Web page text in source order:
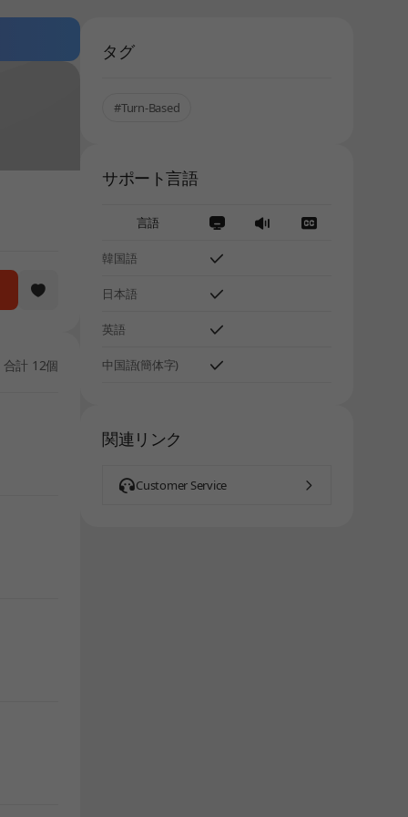
合計 12個
タグ
#Turn-Based
サポート言語
言語
韓国語
日本語
英語
中国語(簡体字)
関連リンク
Customer Service